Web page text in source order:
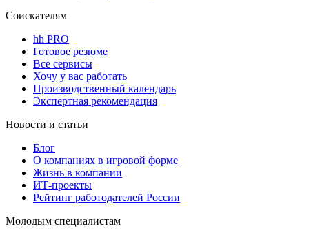
Соискателям
hh PRO
Готовое резюме
Все сервисы
Хочу у вас работать
Производственный календарь
Экспертная рекомендация
Новости и статьи
Блог
О компаниях в игровой форме
Жизнь в компании
ИТ-проекты
Рейтинг работодателей России
Молодым специалистам